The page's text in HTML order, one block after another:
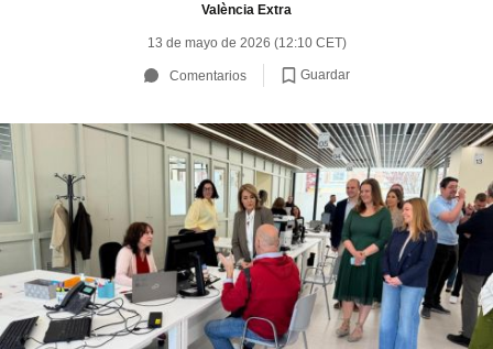
València Extra
13 de mayo de 2026 (12:10 CET)
Comentarios Guardar